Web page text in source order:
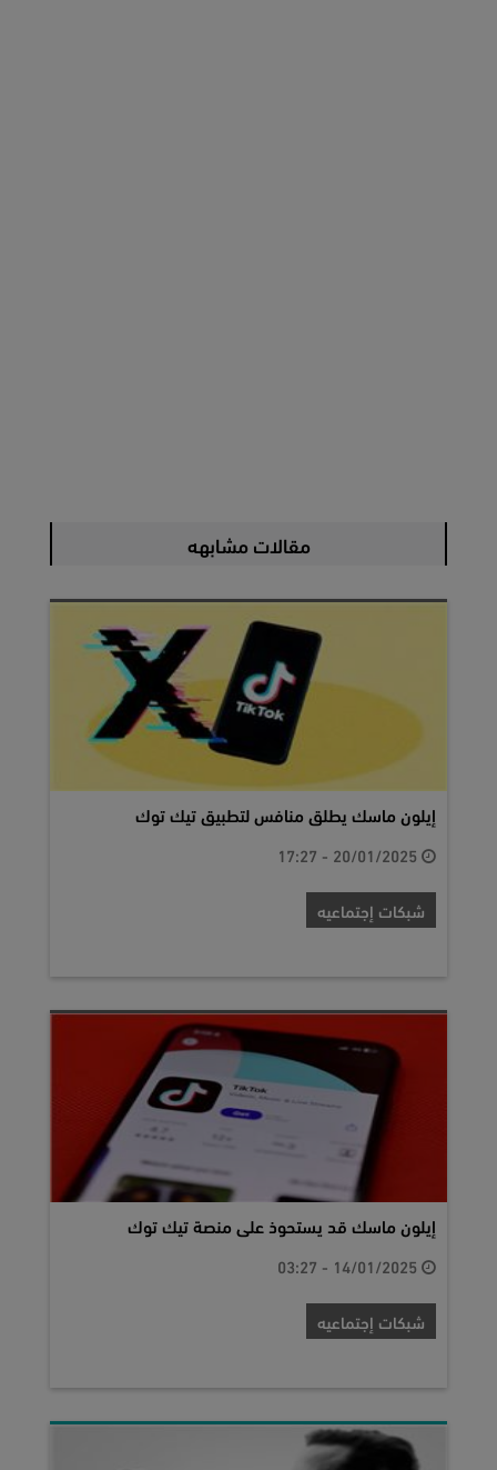
مقالات مشابهه
إيلون ماسك يطلق منافس لتطبيق تيك توك
شبكات إجتماعيه
إيلون ماسك قد يستحوذ على منصة تيك توك
شبكات إجتماعيه